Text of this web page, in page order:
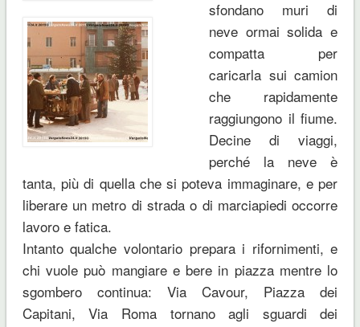
sfondano muri di
neve ormai solida e
compatta per
caricarla sui camion
che rapidamente
raggiungono il fiume.
Decine di viaggi,
perché la neve è
tanta, più di quella che si poteva immaginare, e per
liberare un metro di strada o di marciapiedi occorre
lavoro e fatica.
Intanto qualche volontario prepara i rifornimenti, e
chi vuole può mangiare e bere in piazza mentre lo
sgombero continua: Via Cavour, Piazza dei
Capitani, Via Roma tornano agli sguardi dei